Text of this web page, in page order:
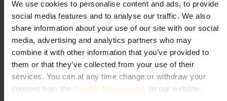
We use cookies to personalise content and ads, to provide
social media features and to analyse our traffic. We also
share information about your use of our site with our social
media, advertising and analytics partners who may
combine it with other information that you’ve provided to
them or that they’ve collected from your use of their
services. You can at any time change or withdraw your
consent from the Cookie Declaration on our website.
Een rumoerige, ongedwongen sfeer met mensen die komen voor
drinken en shows. De inrichting is praktisch, met een bar centraal in de
ruimte. Serveeropties richten zich op standaard bardrankjes en
eenvoudige mixes. Je moet soms even wachten op een plek tijdens
piekmomenten.
Plan uw bezoek